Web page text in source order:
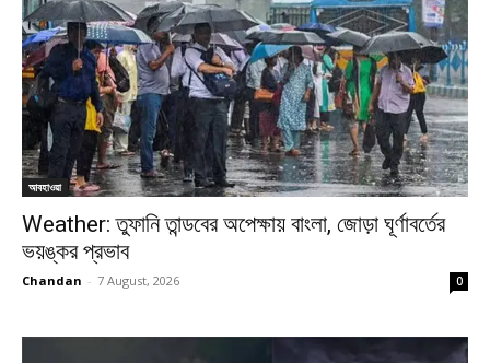
আবহাওয়া
Weather: তুফানি তান্ডবের অপেক্ষায় বাংলা, জোড়া ঘূর্ণাবর্তের
ভয়ঙ্কর প্রভাব
Chandan - 7 August, 2026 0